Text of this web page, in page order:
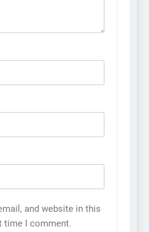
and website in this
time I comment.